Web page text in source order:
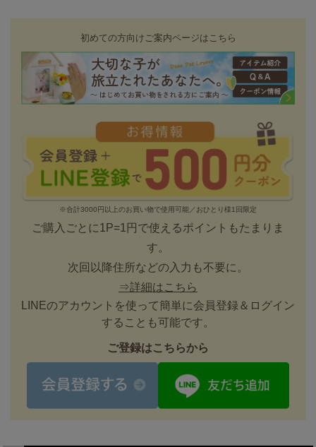
初めての方向けご案内ページはこちら
※合計3000円以上のお買い物で使用可能／おひとり様1回限定
ご購入ごとに1P=1円で使えるポイントもたまりま
す。
次回以降住所などの入力も不要に。
⇒詳細はこちら
LINEのアカウントを使って簡単に会員登録＆ログイン
することも可能です。
ご登録はこちらから